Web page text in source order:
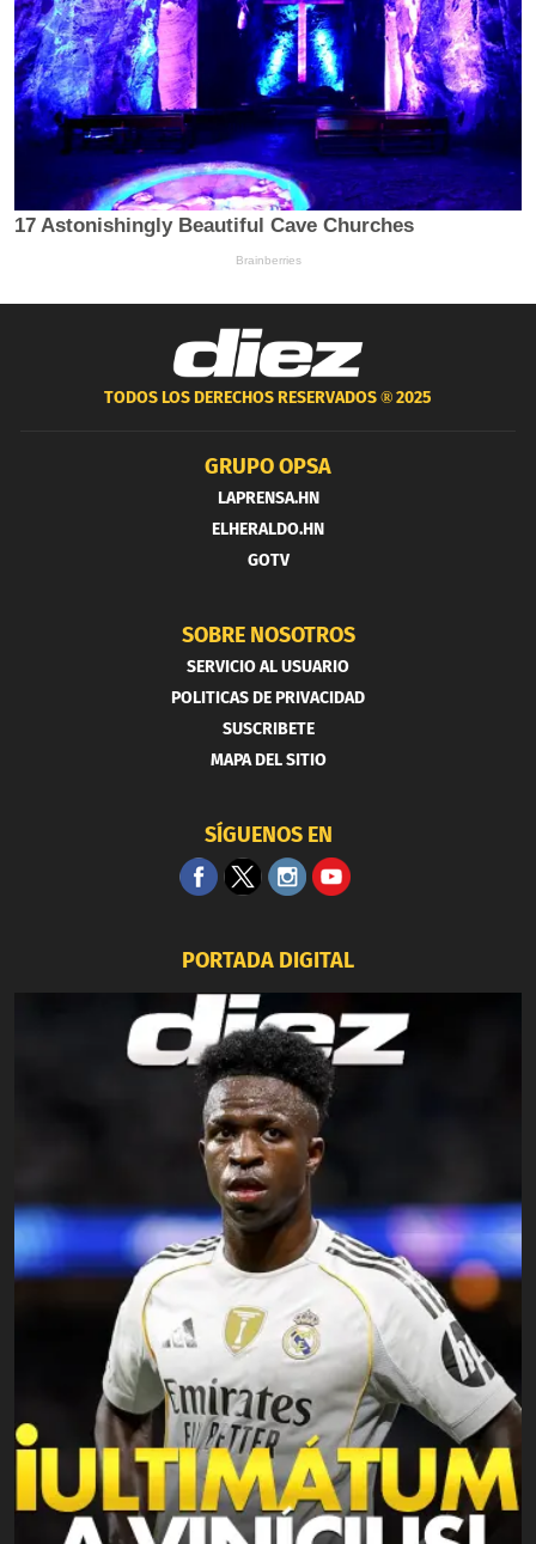
TODOS LOS DERECHOS RESERVADOS ®2025
GRUPO OPSA
LAPRENSA.HN
ELHERALDO.HN
GOTV
SOBRE NOSOTROS
SERVICIO AL USUARIO
POLITICAS DE PRIVACIDAD
SUSCRIBETE
MAPA DEL SITIO
SÍGUENOS EN
PORTADA DIGITAL